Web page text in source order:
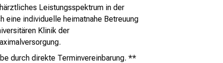
Leistungsspektrum in der
eine individuelle heimatnahe Betreuung
Klinik der
durch direkte Terminvereinbarung. **